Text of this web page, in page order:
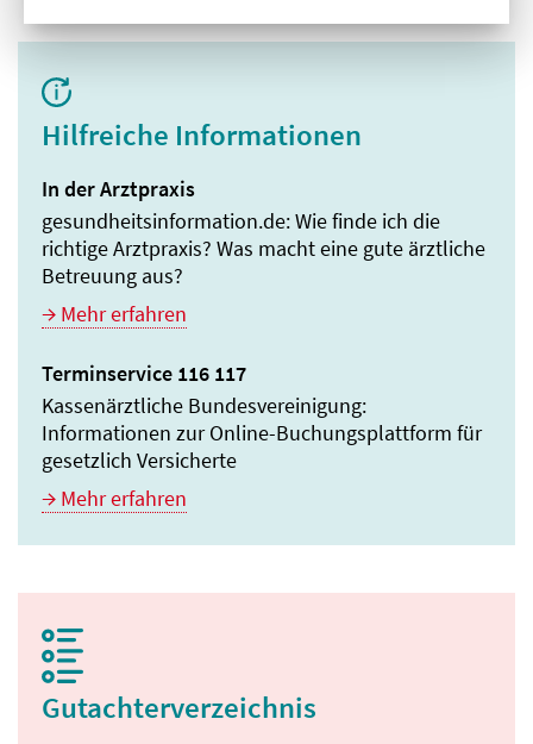
Hilfreiche Informationen
In der Arztpraxis
gesundheitsinformation.de: Wie finde ich die
richtige Arztpraxis? Was macht eine gute ärztliche
Betreuung aus?
Mehr erfahren
Terminservice 116 117
Kassenärztliche Bundesvereinigung:
Informationen zur Online-Buchungsplattform für
gesetzlich Versicherte
Mehr erfahren
Gutachterverzeichnis